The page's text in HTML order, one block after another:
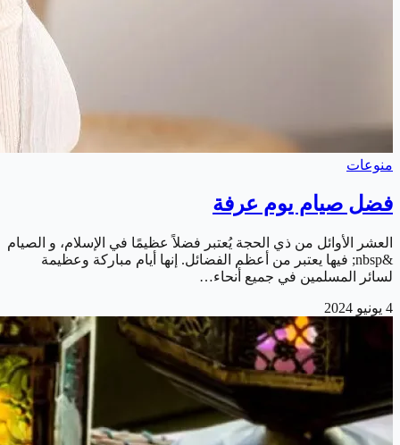
منوعات
فضل صيام يوم عرفة
العشر الأوائل من ذي الحجة يُعتبر فضلاً عظيمًا في الإسلام، و الصيام
&nbsp; فيها يعتبر من أعظم الفضائل. إنها أيام مباركة وعظيمة
لسائر المسلمين في جميع أنحاء…
4 يونيو 2024